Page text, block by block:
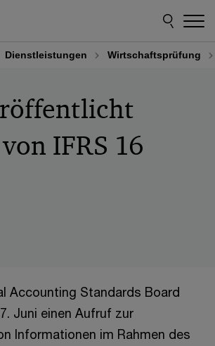
Dienstleistungen Wirtschaftsprüfung
IFRS 16
Accounting Standards Board
Juni einen Aufruf zur
Informationen im Rahmen des